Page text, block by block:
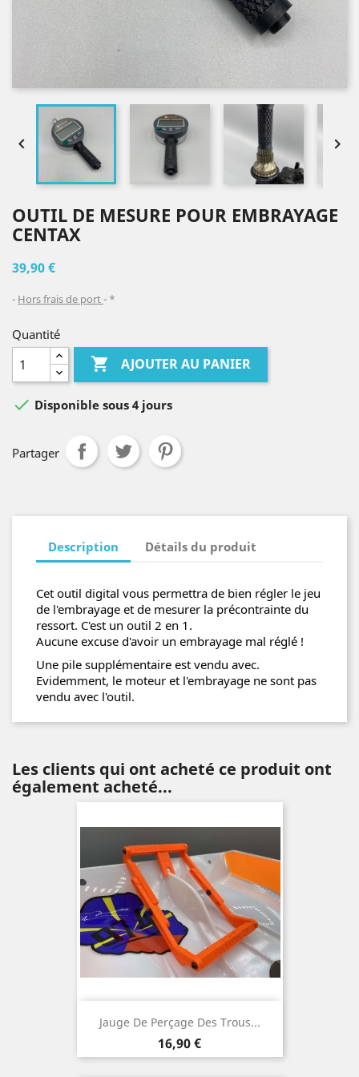
 
OUTIL DE MESURE POUR EMBRAYAGE
CENTAX
39,90 €
Hors frais de port *
Quantité
 AJOUTER AU PANIER
 Disponible sous 4 jours
Partager
Description Détails du produit
Cet outil digital vous permettra de bien régler le jeu
de l'embrayage et de mesurer la précontrainte du
ressort. C'est un outil 2 en 1.
Aucune excuse d'avoir un embrayage mal réglé !
Une pile supplémentaire est vendu avec.
Evidemment, le moteur et l'embrayage ne sont pas
vendu avec l'outil.
Les clients qui ont acheté ce produit ont
également acheté...
Jauge De Perçage Des Trous...
Prix
16,90 €